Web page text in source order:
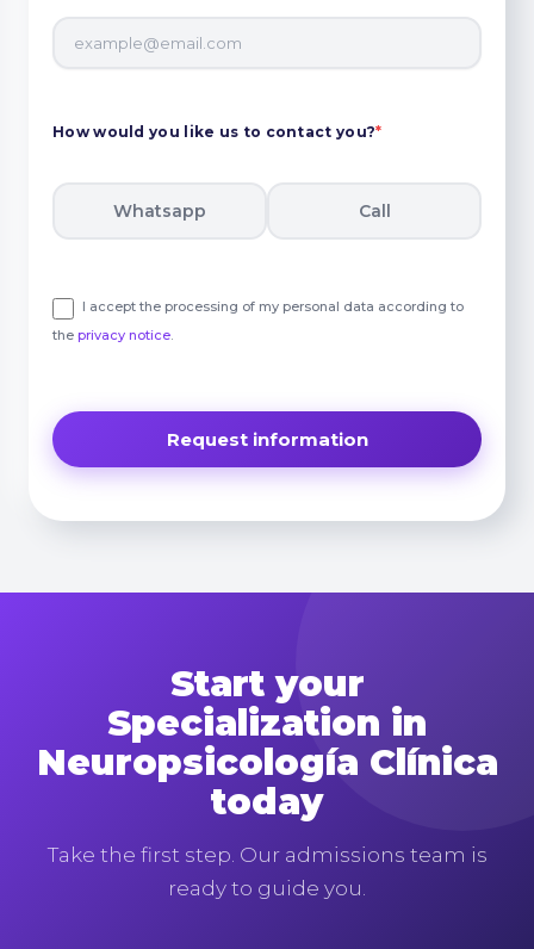
How would you like us to contact you?*
Whatsapp Call
I accept the processing of my personal data according to
the privacy notice.
Start your
Specialization in
Neuropsicología Clínica
today
Take the first step. Our admissions team is
ready to guide you.